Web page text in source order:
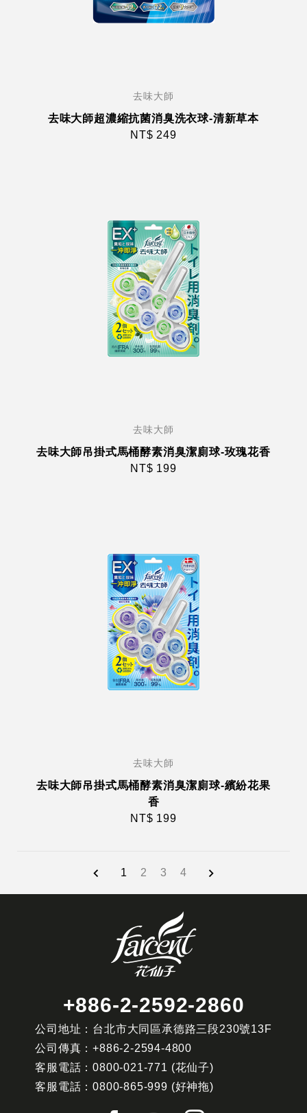
去味大師
去味大師超濃縮抗菌消臭洗衣球-清新草本
NT$ 249
去味大師
去味大師吊掛式馬桶酵素消臭潔廁球-玫瑰花香
NT$ 199
去味大師
去味大師吊掛式馬桶酵素消臭潔廁球-繽紛花果
香
NT$ 199
1 2 3 4
+886-2-2592-2860
公司地址：台北市大同區承德路三段230號13F
公司傳真：+886-2-2594-4800
客服電話：0800-021-771 (花仙子)
客服電話：0800-865-999 (好神拖)